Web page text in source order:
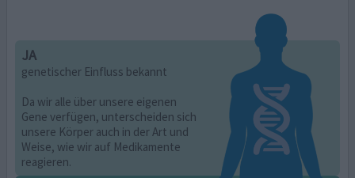
JA
genetischer Einfluss bekannt
Da wir alle über unsere eigenen
Gene verfügen, unterscheiden sich
unsere Körper auch in der Art und
Weise, wie wir auf Medikamente
reagieren.